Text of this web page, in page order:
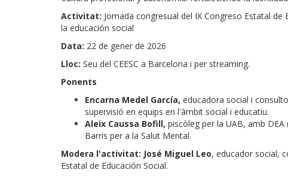
Activitat: Jornada congresual del IX Congreso Estatal
la educación social
Data: 22 de gener de 2026
Lloc: Seu del CEESC a Barcelona i per streaming.
Ponents
Encarna Medel García, educadora social i
supervisió en equips en l'àmbit social i educatiu.
Aleix Caussa Bofill, piscòleg per la UAB, amb
Barris per a la Salut Mental.
Modera l'activitat: José Miguel Leo, educador social,
Estatal de Educación Social.